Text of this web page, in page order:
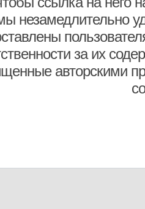
незамедлительно
за их
авторскими